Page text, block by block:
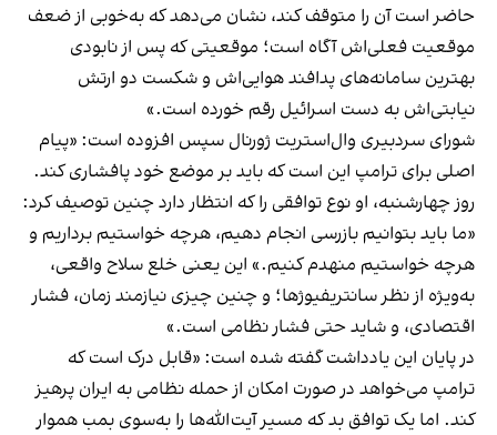
حاضر است آن را متوقف کند، نشان می‌دهد که به‌خوبی از ضعف
موقعیت فعلی‌اش آگاه است؛ موقعیتی که پس از نابودی
بهترین سامانه‌های پدافند هوایی‌اش و شکست دو ارتش
نیابتی‌اش به دست اسرائیل رقم خورده است.»
شورای سردبیری وال‌استریت ژورنال سپس افزوده است: «پیام
اصلی برای ترامپ این است که باید بر موضع خود پافشاری کند.
روز چهارشنبه، او نوع توافقی را که انتظار دارد چنین توصیف کرد:
«ما باید بتوانیم بازرسی انجام دهیم، هرچه خواستیم برداریم و
هرچه خواستیم منهدم کنیم.» این یعنی خلع سلاح واقعی،
به‌ویژه از نظر سانتریفیوژها؛ و چنین چیزی نیازمند زمان، فشار
اقتصادی، و شاید حتی فشار نظامی است.»
در پایان این یادداشت گفته شده است: «قابل درک است که
ترامپ می‌خواهد در صورت امکان از حمله نظامی به ایران پرهیز
کند. اما یک توافق بد که مسیر آیت‌الله‌ها را به‌سوی بمب هموار